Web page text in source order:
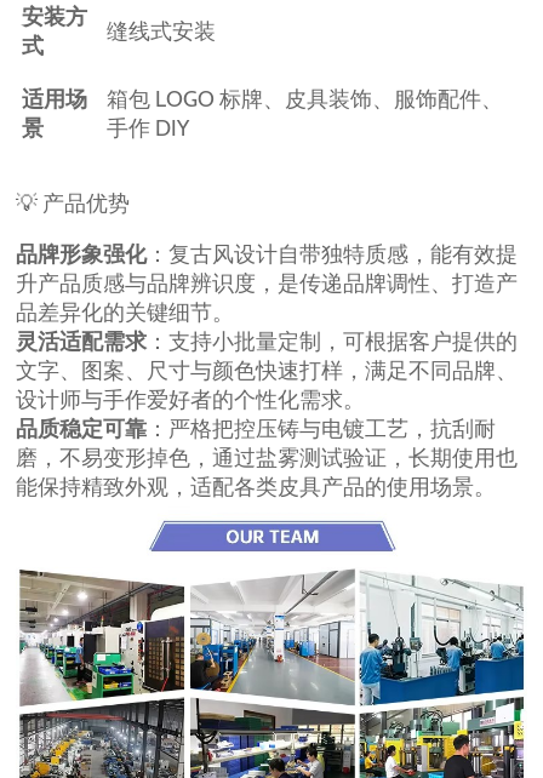
安装方
式
缝线式安装
适用场
景
箱包 LOGO 标牌、皮具装饰、服饰配件、
手作 DIY
💡 产品优势
品牌形象强化：复古风设计自带独特质感，能有效提
升产品质感与品牌辨识度，是传递品牌调性、打造产
品差异化的关键细节。
灵活适配需求 ：支持小批量定制，可根据客户提供的
文字、图案、尺寸与颜色快速打样，满足不同品牌、
设计师与手作爱好者的个性化需求。
品质稳定可靠 ：严格把控压铸与电镀工艺，抗刮耐
磨，不易变形掉色，通过盐雾测试验证，长期使用也
能保持精致外观，适配各类皮具产品的使用场景。